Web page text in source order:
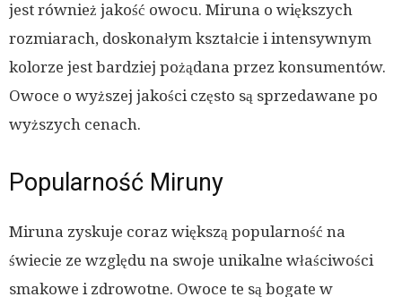
jest również jakość owocu. Miruna o większych
rozmiarach, doskonałym kształcie i intensywnym
kolorze jest bardziej pożądana przez konsumentów.
Owoce o wyższej jakości często są sprzedawane po
wyższych cenach.
Popularność Miruny
Miruna zyskuje coraz większą popularność na
świecie ze względu na swoje unikalne właściwości
smakowe i zdrowotne. Owoce te są bogate w